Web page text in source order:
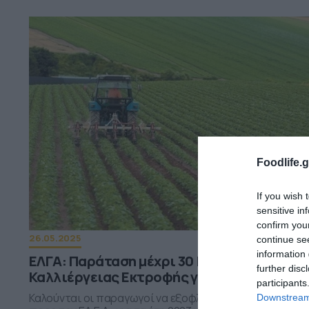
If you wish
sensitive
confirm
continue
information
further
26.05.2025
ΕΛΓΑ: Παράταση μέχρι 30 Ιουνίου οι
Καλλιέργειας Εκτροφής για 2023 και 2024
Καλούνται οι παραγωγοί να εξοφλήσουν τις οφειλές